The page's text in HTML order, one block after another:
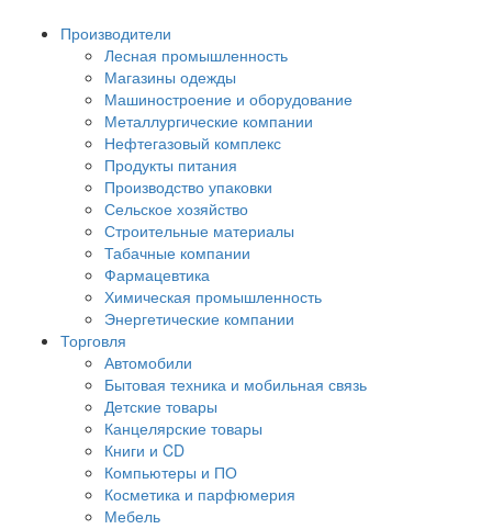
Производители
Лесная промышленность
Магазины одежды
Машиностроение и оборудование
Металлургические компании
Нефтегазовый комплекс
Продукты питания
Производство упаковки
Сельское хозяйство
Строительные материалы
Табачные компании
Фармацевтика
Химическая промышленность
Энергетические компании
Торговля
Автомобили
Бытовая техника и мобильная связь
Детские товары
Канцелярские товары
Книги и CD
Компьютеры и ПО
Косметика и парфюмерия
Мебель